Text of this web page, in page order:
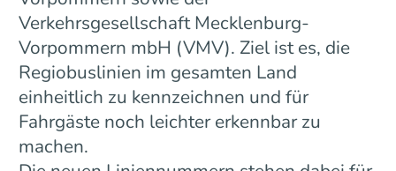
Verkehrsgesellschaft Mecklenburg-
Vorpommern mbH (VMV). Ziel ist es, die
Regiobuslinien im gesamten Land
einheitlich zu kennzeichnen und für
Fahrgäste noch leichter erkennbar zu
machen.